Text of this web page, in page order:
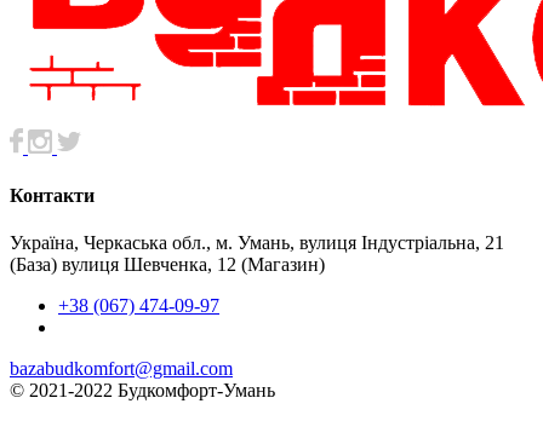
Контакти
Україна, Черкаська обл., м. Умань, вулиця Індустріальна, 21
(База) вулиця Шевченка, 12 (Магазин)
+38 (067) 474-09-97
bazabudkomfort@gmail.com
© 2021-2022 Будкомфорт-Умань